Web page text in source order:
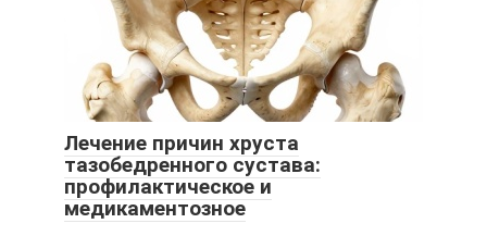
Лечение причин хруста
тазобедренного сустава:
профилактическое и
медикаментозное